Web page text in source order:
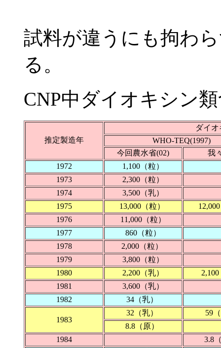
試料が違うにも拘わ
る。
CNP中ダイオキシン
推定製造年
ダイ
WHO-TEQ(1997)
今回農水省(02)
我
1972
1,100（粒）
1973
2,300（粒）
1974
3,500（乳）
1975
13,000（粒）
1976
11,000（粒）
1977
860（粒）
1978
2,000（粒）
1979
3,800（粒）
1980
2,200（乳）
1981
3,600（乳）
1982
34（乳）
1983
32（乳）
59
8.8（原）
1984
3.8